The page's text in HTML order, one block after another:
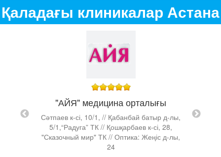
Қаладағы клиникалар Астана
"АЙЯ" медицина орталығы
Сәтпаев к-сі, 10/1, // Қабанбай батыр д-лы,
5/1,“Радуга” ТК // Қошқарбаев к-сі, 28,
"Сказочный мир" ТК // Оптика: Жеңіс д-лы,
24